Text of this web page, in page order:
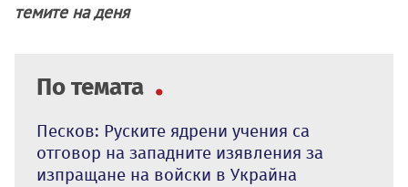
темите на деня
По темата
Песков: Руските ядрени учения са
отговор на западните изявления за
изпращане на войски в Украйна